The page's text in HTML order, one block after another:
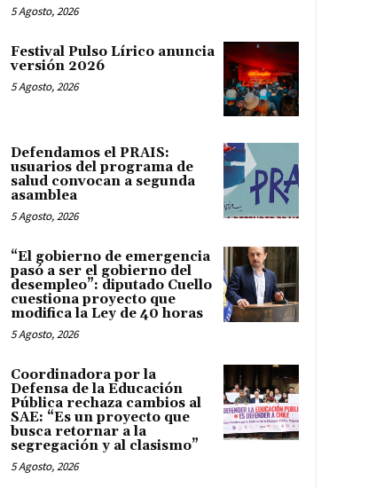
5 Agosto, 2026
Festival Pulso Lírico anuncia
versión 2026
5 Agosto, 2026
Defendamos el PRAIS:
usuarios del programa de
salud convocan a segunda
asamblea
5 Agosto, 2026
“El gobierno de emergencia
pasó a ser el gobierno del
desempleo”: diputado Cuello
cuestiona proyecto que
modifica la Ley de 40 horas
5 Agosto, 2026
Coordinadora por la
Defensa de la Educación
Pública rechaza cambios al
SAE: “Es un proyecto que
busca retornar a la
segregación y al clasismo”
5 Agosto, 2026